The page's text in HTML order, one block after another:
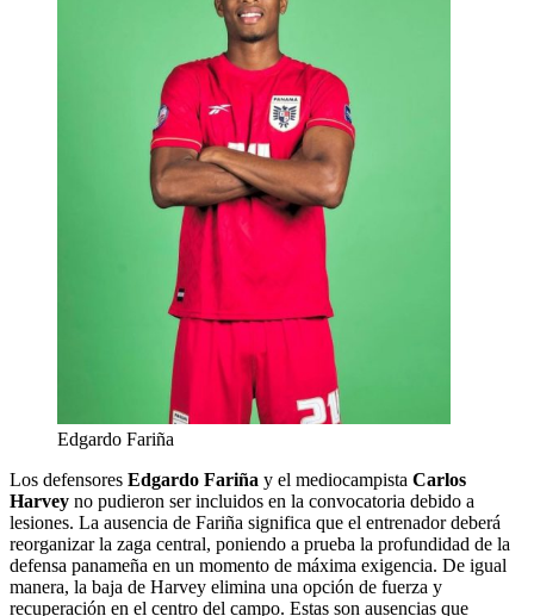
Edgardo Fariña
Los defensores Edgardo Fariña y el mediocampista Carlos
Harvey no pudieron ser incluidos en la convocatoria debido a
lesiones. La ausencia de Fariña significa que el entrenador deberá
reorganizar la zaga central, poniendo a prueba la profundidad de la
defensa panameña en un momento de máxima exigencia. De igual
manera, la baja de Harvey elimina una opción de fuerza y
recuperación en el centro del campo. Estas son ausencias que